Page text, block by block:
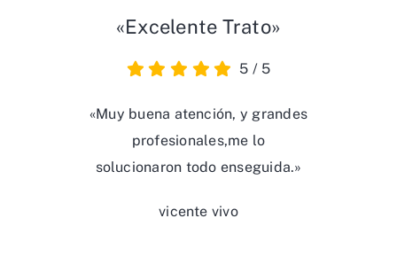
«Excelente Trato»
5 / 5
«Muy buena atención, y grandes
profesionales,me lo
solucionaron todo enseguida.»
vicente vivo